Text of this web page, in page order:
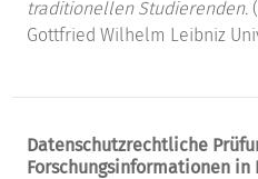
traditionellen Studierenden.
Gottfried Wilhelm Leibniz
Datenschutzrechtliche
Forschungsinformationen in